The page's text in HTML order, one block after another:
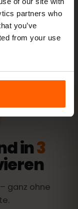
partners who
you’ve
from your use
Verbrauch
ab.
in3
ganz ohne